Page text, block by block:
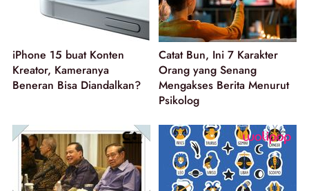
iPhone 15 buat Konten
Kreator, Kameranya
Beneran Bisa Diandalkan?
Catat Bun, Ini 7 Karakter
Orang yang Senang
Mengakses Berita Menurut
Psikolog